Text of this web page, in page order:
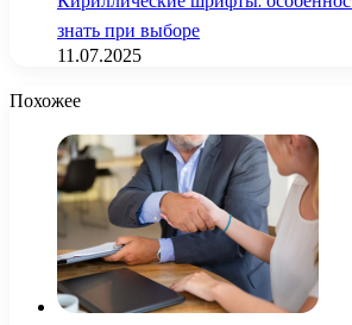
знать при выборе
11.07.2025
Похожее